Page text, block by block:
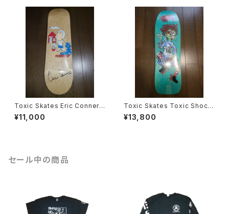
Toxic Skates Eric Conner
スケートボード デッキ サイン
入り
¥11,000
Toxic Skates Toxic Shock
スケートボード デッキ
¥13,800
セール中の商品